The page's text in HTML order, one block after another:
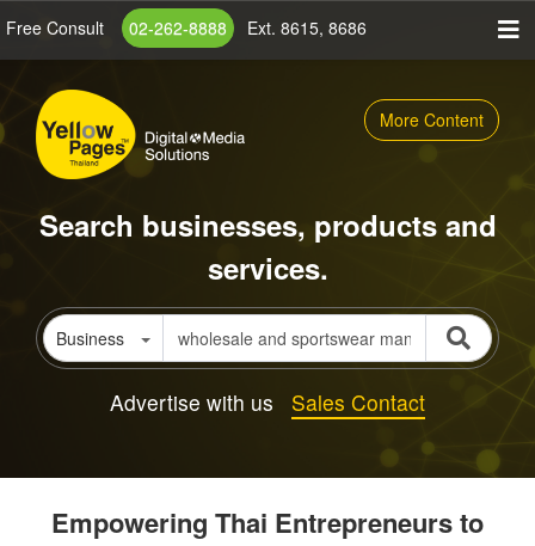
content
Free Consult 02-262-8888 Ext. 8615, 8686
More Content
Search businesses, products and
services.
Business
Advertise with us Sales Contact
Empowering Thai Entrepreneurs to